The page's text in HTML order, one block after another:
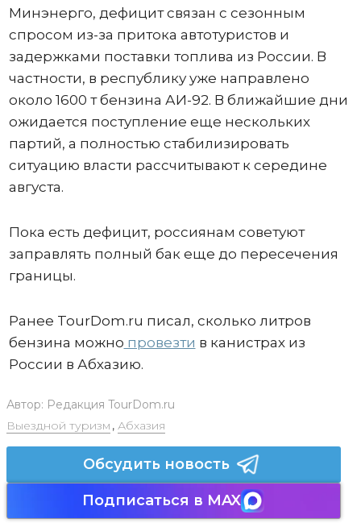
Минэнерго, дефицит связан с сезонным
спросом из-за притока автотуристов и
задержками поставки топлива из России. В
частности, в республику уже направлено
около 1600 т бензина АИ-92. В ближайшие дни
ожидается поступление еще нескольких
партий, а полностью стабилизировать
ситуацию власти рассчитывают к середине
августа.
Пока есть дефицит, россиянам советуют
заправлять полный бак еще до пересечения
границы.
Ранее TourDom.ru писал, сколько литров
бензина можно провезти в канистрах из
России в Абхазию.
Автор: Редакция TourDom.ru
Выездной туризм , Абхазия
Обсудить новость
Подписаться в MAX